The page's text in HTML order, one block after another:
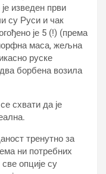
изведен први
су Руси и чак
је 5 (!) (према
маса, жељна
руске
борбена возила
схвати да је
тренутно за
ни потребних
опције су